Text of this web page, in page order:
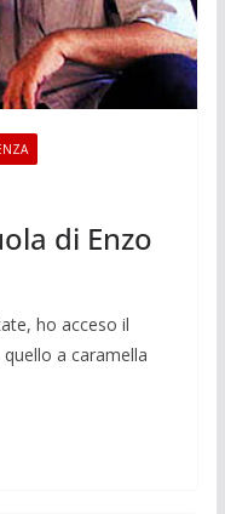
di Enzo
ho acceso il
a caramella